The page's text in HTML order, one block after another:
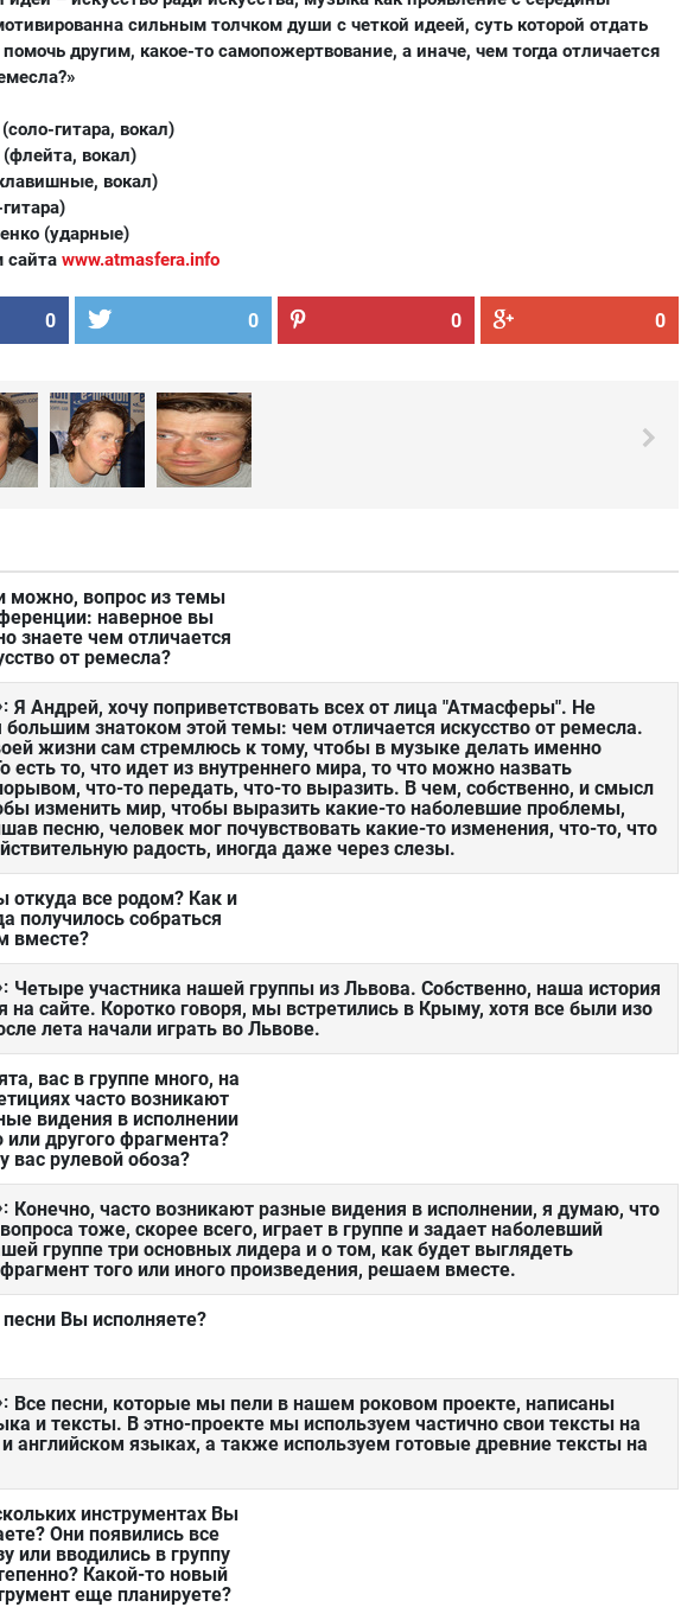
сильным толчком души с четкой идеей, суть которой отдать
другим, какое-то самопожертвование, а иначе, чем тогда отличается
гитара, вокал)
вокал)
вокал)
(ударные)
сайта www.atmasfera.info
0 0 0 0
можно, вопрос из темы
наверное вы
знаете чем отличается
от ремесла?
Я Андрей, хочу поприветствовать всех от лица "Атмасферы". Не
большим знатоком этой темы: чем отличается искусство от ремесла.
жизни сам стремлюсь к тому, чтобы в музыке делать именно
есть то, что идет из внутреннего мира, то что можно назвать
что-то передать, что-то выразить. В чем, собственно, и смысл
изменить мир, чтобы выразить какие-то наболевшие проблемы,
песню, человек мог почувствовать какие-то изменения, что-то, что
радость, иногда даже через слезы.
откуда все родом? Как и
получилось собраться
вместе?
Четыре участника нашей группы из Львова. Собственно, наша история
на сайте. Коротко говоря, мы встретились в Крыму, хотя все были изо
лета начали играть во Львове.
вас в группе много, на
часто возникают
видения в исполнении
или другого фрагмента?
вас рулевой обоза?
Конечно, часто возникают разные видения в исполнении, я думаю, что
тоже, скорее всего, играет в группе и задает наболевший
группе три основных лидера и о том, как будет выглядеть
того или иного произведения, решаем вместе.
Вы исполняете?
Все песни, которые мы пели в нашем роковом проекте, написаны
и тексты. В этно-проекте мы используем частично свои тексты на
английском языках, а также используем готовые древние тексты на
инструментах Вы
Они появились все
или вводились в группу
Какой-то новый
еще планируете?